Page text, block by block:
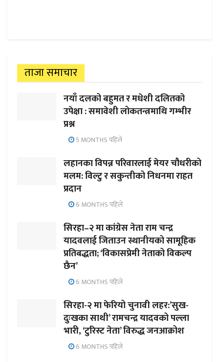
ताजा समाचार
नयाँ दलको बहुमत र मधेशी दलितको
उपेक्षा : समावेशी लोकतन्त्रमाथि गम्भीर
प्रश्न
5 MONTHS पहिले
लहानका विपन्न परिवारलाई मेयर चौधरीको
मलम: विल्टु र सकुन्तीको निधनमा राहत
प्रदान
6 MONTHS पहिले
सिरहा–२ मा कांग्रेस नेता राम चन्द्र
यादवलाई जिताउन स्थानीयको सामूहिक
प्रतिबद्धता; ‘विकासप्रेमी नेताको विकल्प
छैन’
6 MONTHS पहिले
सिरहा-२ मा फेरियो चुनावी लहर:’सुख-
दुःखका साथी’ रामचन्द्र यादवको पल्ला
भारी, ‘टुरिस्ट नेता’ विरुद्ध जनआक्रोश
6 MONTHS पहिले